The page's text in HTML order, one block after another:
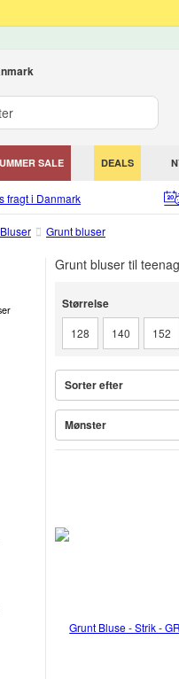
SALE DEALS
fragt i Danmark
Bluser Grunt bluser
Grunt bluser til
Størrelse
128 140 152
Sorter efter
Mønster